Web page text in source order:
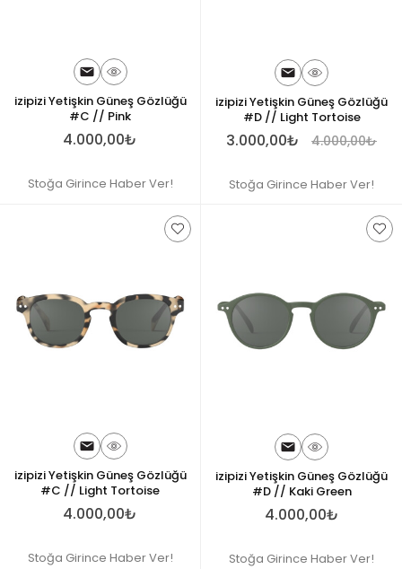
izipizi Yetişkin Güneş Gözlüğü
#C // Pink
4.000,00₺
Stoğa Girince Haber Ver!
izipizi Yetişkin Güneş Gözlüğü
#D // Light Tortoise
3.000,00₺ 4.000,00₺
Stoğa Girince Haber Ver!
izipizi Yetişkin Güneş Gözlüğü
#C // Light Tortoise
4.000,00₺
Stoğa Girince Haber Ver!
izipizi Yetişkin Güneş Gözlüğü
#D // Kaki Green
4.000,00₺
Stoğa Girince Haber Ver!